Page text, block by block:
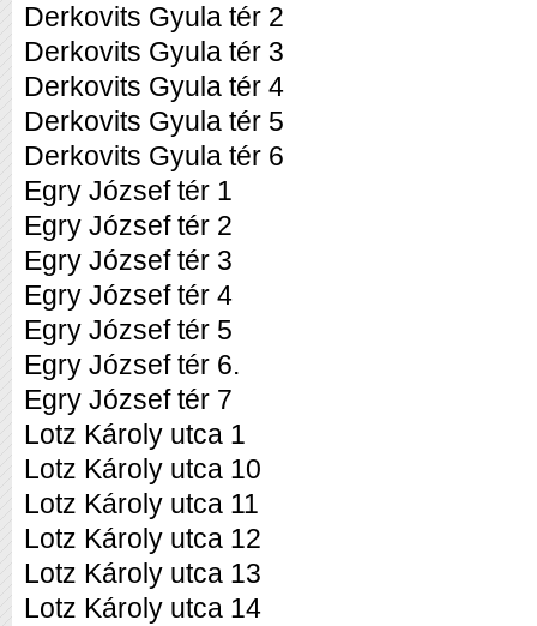
Derkovits Gyula tér 2
Derkovits Gyula tér 3
Derkovits Gyula tér 4
Derkovits Gyula tér 5
Derkovits Gyula tér 6
Egry József tér 1
Egry József tér 2
Egry József tér 3
Egry József tér 4
Egry József tér 5
Egry József tér 6.
Egry József tér 7
Lotz Károly utca 1
Lotz Károly utca 10
Lotz Károly utca 11
Lotz Károly utca 12
Lotz Károly utca 13
Lotz Károly utca 14